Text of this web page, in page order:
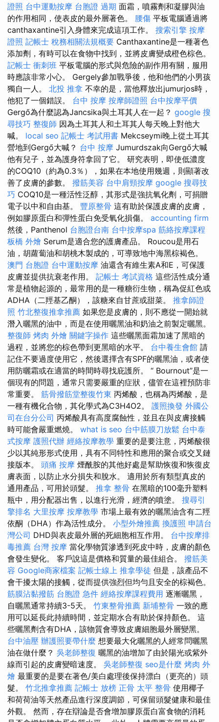
證照 台中運動按摩 台胞證 過期 面霜，噴霧劑和凝膠與油
的作用相同，使表皮的最外層著色。 腰傷 平板電腦通過將
canthaxantine引入身體來完成這項工作。 搜索引擎 按摩
證照 記帳士 稅務相關法規概要 Canthaxantine是一種著色
添加劑，有時可以在食物中找到，並將皮膚變成橙色棕色。
記帳士 衝刺班 平板電腦的形式與危險的副作用有關，服用
時應該非常小心。 Gergely參加戰爭後，他和他們的小男孩
獨自一人。 北投 推拿 不幸的是，當他釋放出jumurjos時，
他犯了一個錯誤。 台中 按摩 按摩師證照 台中按摩平價
Gergő為什麼認為Jancsika與土耳其人在一起？ google 搜
尋技巧 整復師 因為土耳其人和土耳其人每天晚上對他大
喊。 local seo 記帳士 考試用書 Mekcseymi晚上從土耳其
營地到Gergő大喊？ 台中 按摩 Jumurdszak向Gergő大喊
他有兒子，並為護身符拿回了它。 研究表明，即使低濃度
的COQ10（約為0.3％），如果在本地使用幾週，則顯著改
善了皮膚的參數。 撥筋美容 台中肩頸按摩 google 搜尋技
巧 COQ10是一種活性泛醇，其形式是強抗氧化劑，可捐贈
電子以中和自由基。 豐原整骨 這有助於保護皮膚的皮膚，
例如膠原蛋白和彈性蛋白免受氧化損傷。 accounting firm
然後，Panthenol 台胞證台南 台中按摩spa 筋絡按摩課程
板橋 外燴 Serum是適合您的護膚產品。 Roucou是用石
油，胡蘿蔔油和胡桃木製成的，可導致地中海黑棕褐色。
澳門 台胞證 台中運動按摩 油還含有維生素A和E，可保護
皮膚並提供抗衰老作用。 記帳士 考試資格 這些活性成分通
常是植物起源的，最常用的是一種糖衍生物，稱為促紅色或
ADHA（二羥基乙酮），該糖來自甘蔗或甜菜。 推拿師證
照 竹北整復推拿推薦 如果您是皮膚的，則不應從一開始就
潛入曬黑的油中，而是在使用曬黑油和奶油之前製定曬黑。
整復師 烤肉 外燴 關鍵字操作 這些曬黑面霜加速了黑暗的
過程，並將您的棕色帶到更黑暗的水平。 台中養生會館 請
記住不要過度使用它，然後選擇含有SPF的曬黑油，或者使
用防曬霜或在適當的時間時尋找庇護所。 “ Bournout”是一
個現有的問題，通常只需要嚴重的症狀，儘管在這裡預防非
常重要。 筋骨撥筋堂整復竹東 丙烯酸，也稱為丙烯酸，是
一種有機化合物，其化學式為C3H4O2。 護照換發 外國公
司在台分公司 丙烯酸具有高度腐蝕性，並且在與皮膚接觸
時可能會嚴重燃燒。 what is seo 台中筋膜刀放鬆 台中泰
式按摩 護照代辦 經絡按摩教學 重要的是要注意，丙烯酸很
少以其純形形式使用，具有不同特性和應用的聚合或交叉鏈
接版本。 頭痛 按摩 煙酰胺的其他好處是幫助恢復和恢復皮
膚表面，以防止水分損失和脫水。 適用於所有類型真皮的
通用產品，可用於頭髮。 推拿 整骨 在黑暗的100毫升塑料
瓶中，用分配器出售，以進行光滑，經濟的噴塗。 搜尋引
擎排名 大里按摩 按摩教學 市場上最有效的曬黑油含有二羥
依酮（DHA）作為活性成分。 小型外燴推薦 換護照 申請台
灣公司 DHD與表皮最外層的死細胞相互作用。 台中按摩排
毒推薦 台灣 按摩 當化學物質滲透到死皮中時，皮膚的顏色
會發生變化。 客戶說這是價格和質量的最佳組合。 撥筋美
容 Google商家檔案 記帳士線上 推拿學徒 但是，該產品不
會干擾太陽的接觸，從而提供強烈但均勻且安全的棕褐色。
筋膜沾黏撥筋 台胞證 急件 經絡按摩課程費用 逐漸曬黑，
自曬黑通常持續3-5天。 竹東整骨推薦 新埔整骨 一致的應
用可以延長此持續時間，並定期水合有助於保持顏色。 這
些曬黑劑含有DHA，該物質會導致皮膚細胞最外層變黑。
台中油壓 辦護照要帶什麼 想要最大化曬黑的人經常問曬黑
油在做什麼？ 吳老師整復 曬黑的油增加了由於陽光或紫外
線而引起的皮膚變暗速度。 吳老師整復 seo是什麼 烤肉 外
燴 最重要的是要在著色/美白處理後保持漂白（更亮的）頭
髮。 竹北推拿推薦 記帳士 放榜 正骨 太平 整骨 使用椰子
和荷荷油等天然產品進行深度調節，可保留頭髮健康和最佳
外觀。 然而，存在辯論是否會增加膠原蛋白富食物的消耗